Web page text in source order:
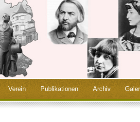
Verein Publikationen Archiv